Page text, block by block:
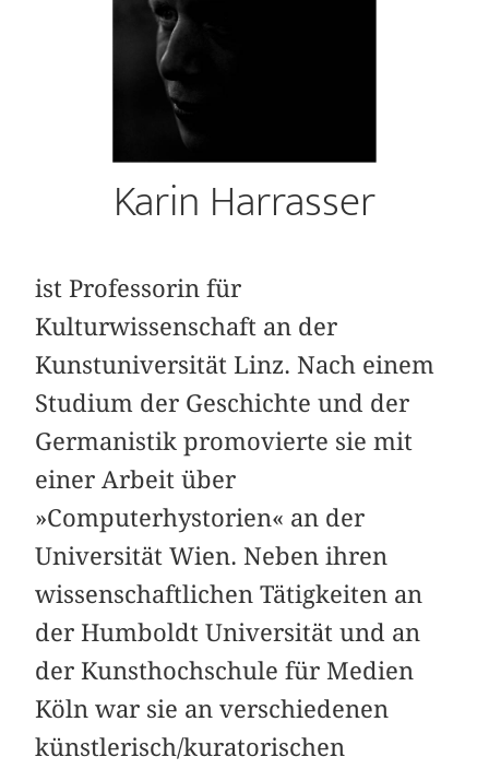
Karin Harrasser
ist Professorin für
Kulturwissenschaft an der
Kunstuniversität Linz. Nach einem
Studium der Geschichte und der
Germanistik promovierte sie mit
einer Arbeit über
»Computerhystorien« an der
Universität Wien. Neben ihren
wissenschaftlichen Tätigkeiten an
der Humboldt Universität und an
der Kunsthochschule für Medien
Köln war sie an verschiedenen
künstlerisch/kuratorischen